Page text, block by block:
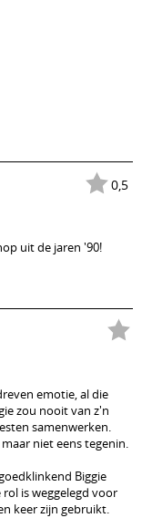
0,5
uit de jaren '90!
emotie, al die
zou nooit van z'n
samenwerken.
niet eens tegenin.
Biggie
is weggelegd voor
keer zijn gebruikt.